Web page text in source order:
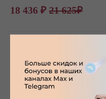
18 436 ₽ 21 625₽
Ответы на
задаваемые